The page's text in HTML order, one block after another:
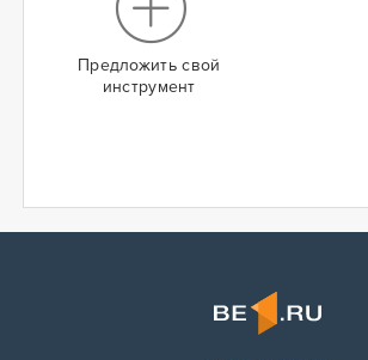
Предложить свой
инструмент